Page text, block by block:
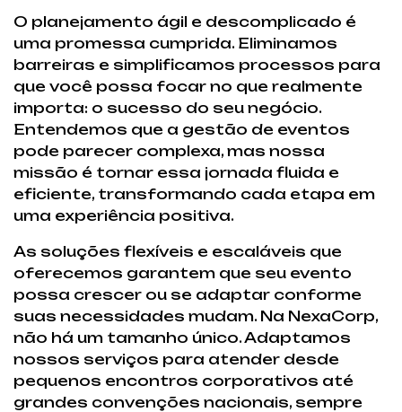
O planejamento ágil e descomplicado é
uma promessa cumprida. Eliminamos
barreiras e simplificamos processos para
que você possa focar no que realmente
importa: o sucesso do seu negócio.
Entendemos que a gestão de eventos
pode parecer complexa, mas nossa
missão é tornar essa jornada fluida e
eficiente, transformando cada etapa em
uma experiência positiva.
As soluções flexíveis e escaláveis que
oferecemos garantem que seu evento
possa crescer ou se adaptar conforme
suas necessidades mudam. Na NexaCorp,
não há um tamanho único. Adaptamos
nossos serviços para atender desde
pequenos encontros corporativos até
grandes convenções nacionais, sempre